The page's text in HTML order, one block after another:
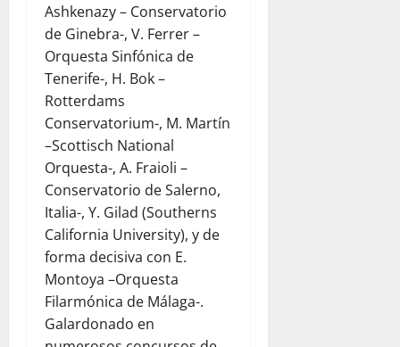
Ashkenazy – Conservatorio
de Ginebra-, V. Ferrer –
Orquesta Sinfónica de
Tenerife-, H. Bok –
Rotterdams
Conservatorium-, M. Martín
–Scottisch National
Orquesta-, A. Fraioli –
Conservatorio de Salerno,
Italia-, Y. Gilad (Southerns
California University), y de
forma decisiva con E.
Montoya –Orquesta
Filarmónica de Málaga-.
Galardonado en